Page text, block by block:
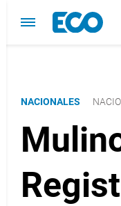
NACIONALES